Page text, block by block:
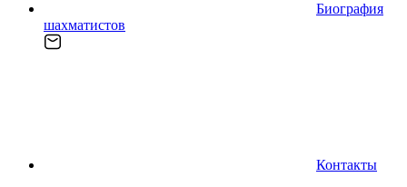
Биография
шахматистов
Контакты